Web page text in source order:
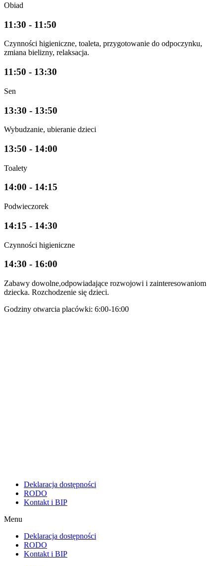
Obiad
11:30 - 11:50
Czynności higieniczne, toaleta, przygotowanie do odpoczynku,
zmiana bielizny, relaksacja.
11:50 - 13:30
Sen
13:30 - 13:50
Wybudzanie, ubieranie dzieci
13:50 - 14:00
Toalety
14:00 - 14:15
Podwieczorek
14:15 - 14:30
Czynności higieniczne
14:30 - 16:00
Zabawy dowolne,odpowiadające rozwojowi i zainteresowaniom
dziecka. Rozchodzenie się dzieci.
Godziny otwarcia placówki: 6:00-16:00
Deklaracja dostępności
RODO
Kontakt i BIP
Menu
Deklaracja dostępności
RODO
Kontakt i BIP